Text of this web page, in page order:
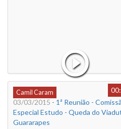
Camil Caram
03/03/2015 - 1ª Reunião -
Especial Estudo - Queda do
Guararapes